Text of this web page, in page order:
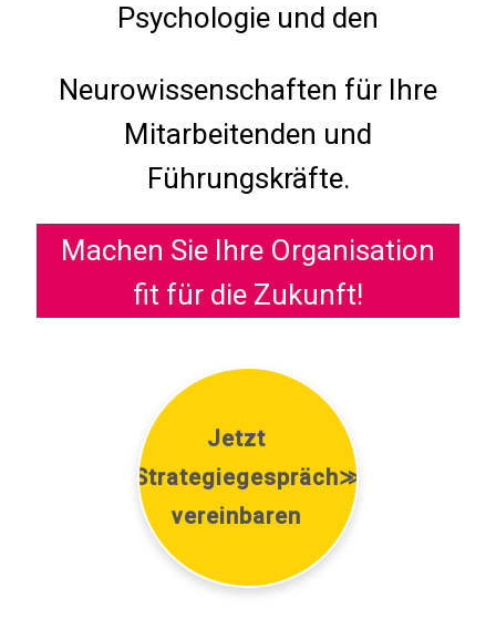
Psychologie und den
Neurowissenschaften für Ihre
Mitarbeitenden und
Führungskräfte.
Machen Sie Ihre Organisation
fit für die Zukunft!
Jetzt
Strategiegespräch
vereinbaren
≫